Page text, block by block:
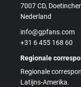
7007 CD,
Nederland
info@gpfans.com
+31 6 455 168 60
Regionale
Regionale
Latijns-Amerika.